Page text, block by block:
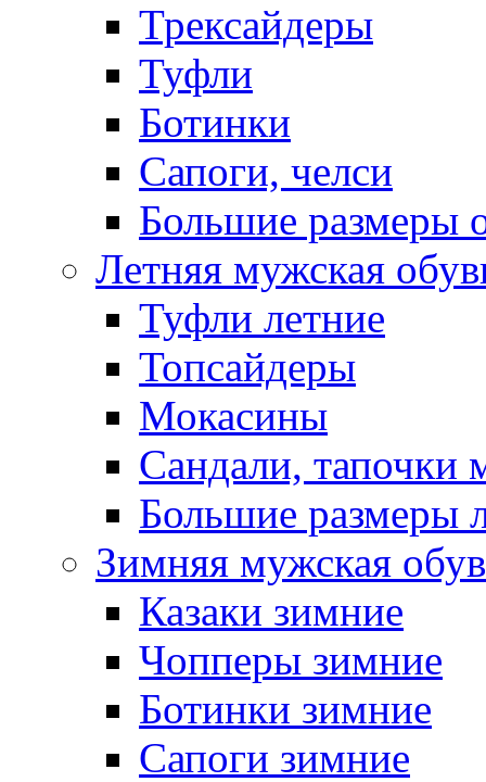
Трексайдеры
Туфли
Ботинки
Сапоги, челси
Большие размеры
Летняя мужская
Туфли летние
Топсайдеры
Мокасины
Сандали, тапочки
Большие размеры
Зимняя мужская
Казаки зимние
Чопперы зимние
Ботинки зимние
Сапоги зимние